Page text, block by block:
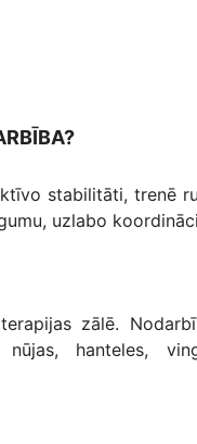
stabilitāti, trenē
uzlabo
zālē.
hanteles,